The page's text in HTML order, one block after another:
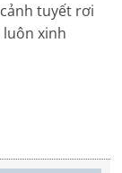
tuyết rơi
xinh